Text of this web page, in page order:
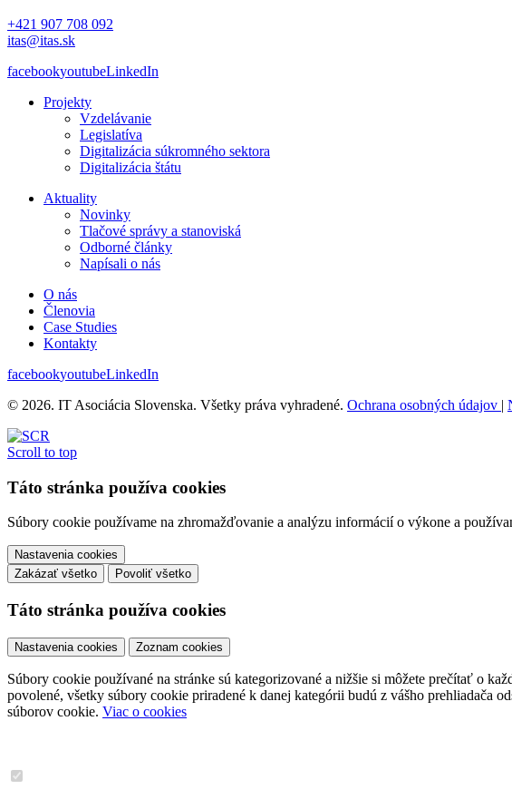
+421 907 708 092
itas@itas.sk
facebookyoutubeLinkedIn
Projekty
Vzdelávanie
Legislatíva
Digitalizácia súkromného sektora
Digitalizácia štátu
Aktuality
Novinky
Tlačové správy a stanoviská
Odborné články
Napísali o nás
O nás
Členovia
Case Studies
Kontakty
facebookyoutubeLinkedIn
© 2026. IT Asociácia Slovenska. Všetky práva vyhradené. Ochrana osobných údajov |
Scroll to top
Táto stránka používa cookies
Súbory cookie používame na zhromažďovanie a analýzu informácií o výkone a
Nastavenia cookies
Zakázať všetko
Povoliť všetko
Táto stránka používa cookies
Nastavenia cookies Zoznam cookies
Súbory cookie používané na stránke sú kategorizované a nižšie si môžete prečítať o
povolené, všetky súbory cookie priradené k danej kategórii budú z vášho prehliadača
súborov cookie. Viac o cookies